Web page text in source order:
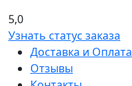
5,0
Узнать статус заказа
Доставка и Оплата
Отзывы